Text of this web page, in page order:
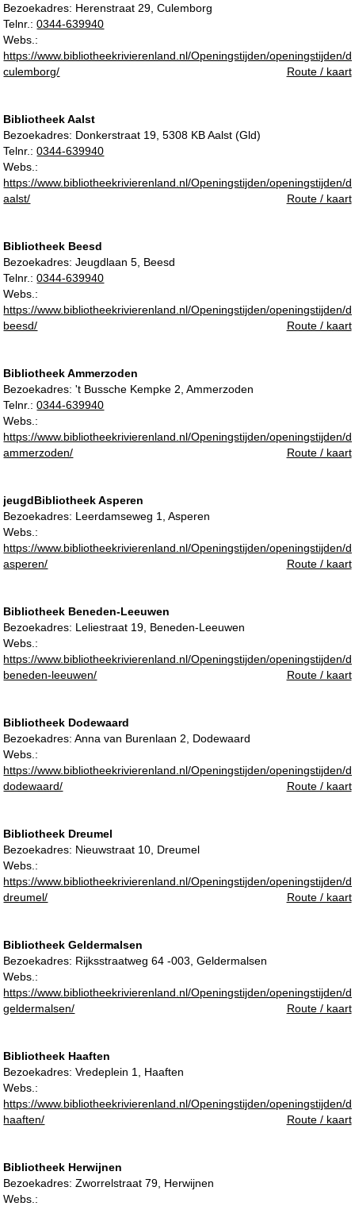
Bezoekadres: Herenstraat 29, Culemborg
Telnr.:0344-639940
Webs.:
https://www.bibliotheekrivierenland.nl/Openingstijden/openingstijden/
culemborg/
Route / kaart
Bibliotheek Aalst
Bezoekadres: Donkerstraat 19, 5308 KB Aalst (Gld)
Telnr.:0344-639940
Webs.:
https://www.bibliotheekrivierenland.nl/Openingstijden/openingstijden/
aalst/
Route / kaart
Bibliotheek Beesd
Bezoekadres:Jeugdlaan 5, Beesd
Telnr.:0344-639940
Webs.:
https://www.bibliotheekrivierenland.nl/Openingstijden/openingstijden/
beesd/
Route / kaart
Bibliotheek Ammerzoden
Bezoekadres:'t Bussche Kempke 2, Ammerzoden
Telnr.:0344-639940
Webs.:
https://www.bibliotheekrivierenland.nl/Openingstijden/openingstijden/
ammerzoden/
Route / kaart
jeugdBibliotheek Asperen
Bezoekadres: Leerdamseweg 1, Asperen
Webs.:
https://www.bibliotheekrivierenland.nl/Openingstijden/openingstijden/
asperen/
Route / kaart
Bibliotheek Beneden-Leeuwen
Bezoekadres: Leliestraat 19, Beneden-Leeuwen
Webs.:
https://www.bibliotheekrivierenland.nl/Openingstijden/openingstijden/
beneden-leeuwen/
Route / kaart
Bibliotheek Dodewaard
Bezoekadres:Anna van Burenlaan 2, Dodewaard
Webs.:
https://www.bibliotheekrivierenland.nl/Openingstijden/openingstijden/
dodewaard/
Route / kaart
Bibliotheek Dreumel
Bezoekadres: Nieuwstraat 10, Dreumel
Webs.:
https://www.bibliotheekrivierenland.nl/Openingstijden/openingstijden/
dreumel/
Route / kaart
Bibliotheek Geldermalsen
Bezoekadres: Rijksstraatweg 64 -003, Geldermalsen
Webs.:
https://www.bibliotheekrivierenland.nl/Openingstijden/openingstijden/
geldermalsen/
Route / kaart
Bibliotheek Haaften
Bezoekadres:Vredeplein 1, Haaften
Webs.:
https://www.bibliotheekrivierenland.nl/Openingstijden/openingstijden/
haaften/
Route / kaart
Bibliotheek Herwijnen
Bezoekadres:Zworrelstraat 79, Herwijnen
Webs.: